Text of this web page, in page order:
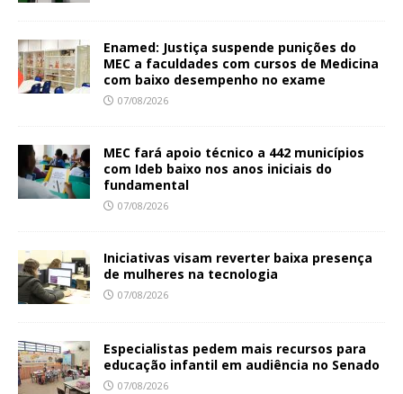
Enamed: Justiça suspende punições do
MEC a faculdades com cursos de Medicina
com baixo desempenho no exame
07/08/2026
MEC fará apoio técnico a 442 municípios
com Ideb baixo nos anos iniciais do
fundamental
07/08/2026
Iniciativas visam reverter baixa presença
de mulheres na tecnologia
07/08/2026
Especialistas pedem mais recursos para
educação infantil em audiência no Senado
07/08/2026